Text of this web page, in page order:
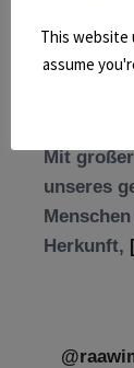
Tu
Mit
unseres
Herkunft,
This website
assume